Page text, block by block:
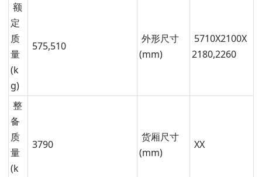
额
定
质
量
(k
g)
575,510
外形尺寸
(mm)
5710X2100X
2180,2260
整
备
质
量
(k
3790
货厢尺寸
(mm)
XX